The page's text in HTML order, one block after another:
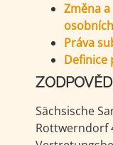
Změna
Práva
Definice
Sächsische
Rottwerndorf